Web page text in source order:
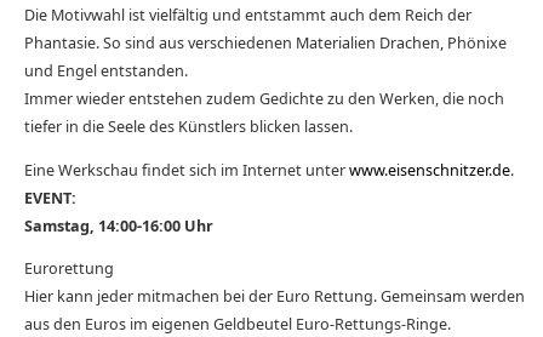
Die Motivwahl ist vielfältig und entstammt auch dem Reich der
Phantasie. So sind aus verschiedenen Materialien Drachen, Phönixe
und Engel entstanden.
Immer wieder entstehen zudem Gedichte zu den Werken, die noch
tiefer in die Seele des Künstlers blicken lassen.
Eine Werkschau findet sich im Internet unterwww.eisenschnitzer.de.
EVENT:
Samstag, 14:00-16:00 Uhr
Eurorettung
Hier kann jeder mitmachen bei der Euro Rettung. Gemeinsam werden
aus den Euros im eigenen Geldbeutel Euro-Rettungs-Ringe.